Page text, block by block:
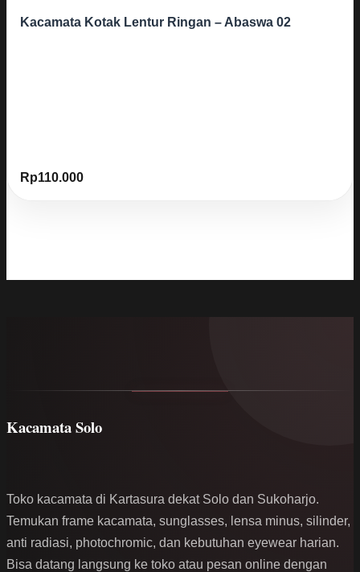
Kacamata Kotak Lentur Ringan – Abaswa 02
Rp110.000
Kacamata Solo
Toko kacamata di Kartasura dekat Solo dan Sukoharjo.
Temukan frame kacamata, sunglasses, lensa minus, silinder,
anti radiasi, photochromic, dan kebutuhan eyewear harian.
Bisa datang langsung ke toko atau pesan online dengan